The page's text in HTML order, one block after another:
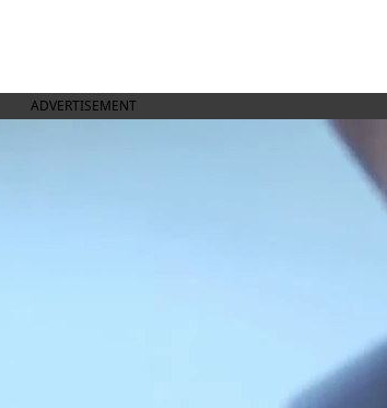
ADVERTISEMENT